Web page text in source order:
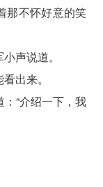
那不怀好意的笑
声说道。
出来。
“介绍一下，我